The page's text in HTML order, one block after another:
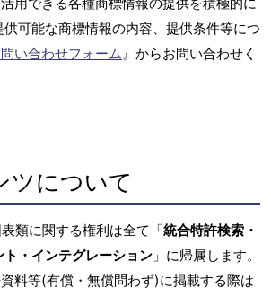
可能な商標情報の内容、提供条件等につ
い合わせフォーム 』からお問い合わせく
ツについて
類に関する権利は全て「統合特許検索・
・インテグレーション 」に帰属します。
料等(有償・無償問わず)に掲載する際は